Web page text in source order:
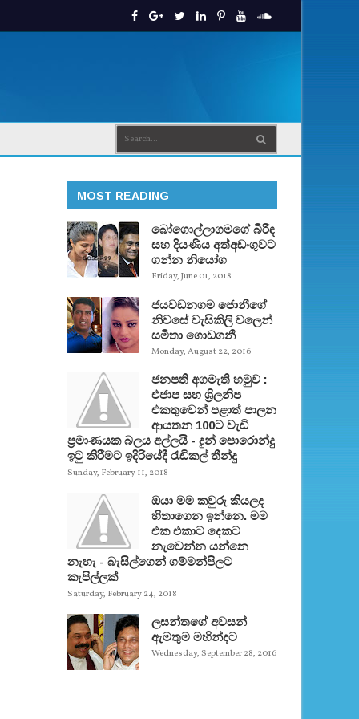
MOST READING
බෝගොල්ලාගමගේ බිරිඳ
සහ දියණිය අත්අඩංගුවට
ගන්න නියෝග
Friday, June 01, 2018
ජයවඩනගම ජොනීගේ
නිවසේ වැසිකිලි වලෙන්
සමිතා ගොඩගනී
Monday, August 22, 2016
ජනපති අගමැති හමුව :
එජාප සහ ශ්‍රිලනිප
එකතුවෙන් පළාත් පාලන
ආයතන 100ට වැඩි
ප්‍රමාණයක බලය අල්ලයි - දුන් පොරොන්දු
ඉටු කිරීමට ඉදිරියේදී රැඩිකල් තීන්දු
Sunday, February 11, 2018
ඔයා මම කවුරු කියලද
හිතාගෙන ඉන්නෙ. මම
එක එකාට දෙකට
නැවෙන්න යන්නෙ
නැහැ - බැසිල්ගෙන් ගම්මන්පිලට
කැපිල්ලක්
Saturday, February 24, 2018
ලසන්තගේ අවසන්
ඇමතුම මහින්දට
Wednesday, September 28, 2016